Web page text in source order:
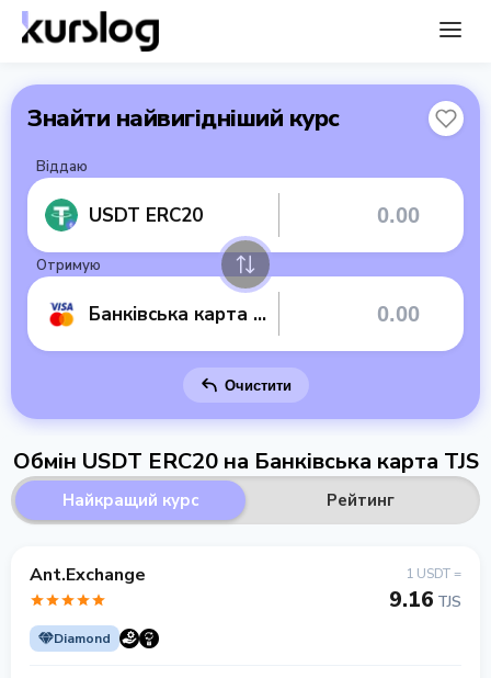
Знайти найвигідніший курс
Віддаю
USDT ERC20
Отримую
Банківська карта TJS
Очистити
Обмін USDT ERC20 на Банківська карта TJS
Найкращий курс Рейтинг
Ant.Exchange
Diamond
1 USDT =
9.16 TJS